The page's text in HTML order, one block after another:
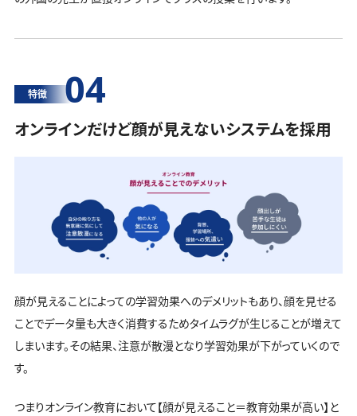
特徴 04
オンラインだけど顔が見えないシステムを採用
顔が見えることによっての学習効果へのデメリットもあり、顔を見せる
ことでデータ量も大きく消費するためタイムラグが生じることが増えて
しまいます。その結果、注意が散漫となり学習効果が下がっていくので
す。
つまりオンライン教育において【顔が見えること＝教育効果が高い】と